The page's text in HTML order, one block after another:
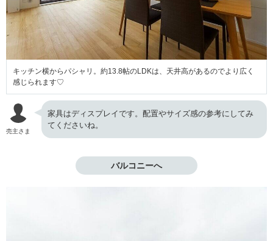
キッチン横からパシャリ。約13.8帖のLDKは、天井高があるのでより広く
感じられます♡
売主さま
家具はディスプレイです。配置やサイズ感の参考にしてみ
てくださいね。
バルコニーへ